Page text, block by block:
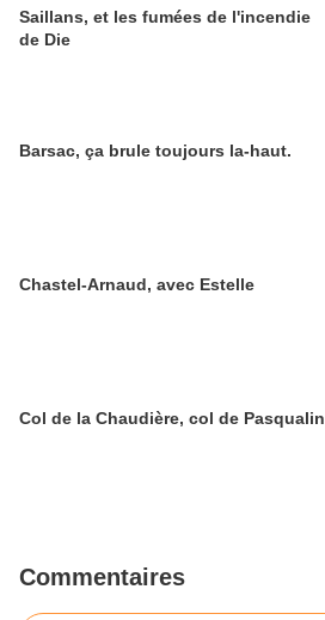
Saillans, et les fumées de l'incendie
de Die
Barsac, ça brule toujours la-haut.
Chastel-Arnaud, avec Estelle
Col de la Chaudière, col de Pasqualin
Commentaires